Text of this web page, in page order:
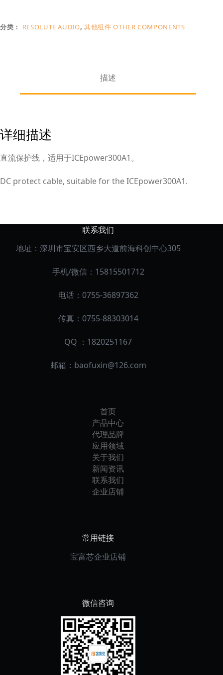
分类： RESOLUTE AUDIO,其他组件 OTHER COMPONENTS
描述
详细描述
直流保护线，适用于ICEpower300A1。
DC protect cable, suitable for the ICEpower300A1.
联系我们
地址：深圳市宝安区西乡大道前海科创中心305
手机/微信：15815501712
电话：0755-36897362
传真：0755-88303014
QQ ：1820251167
邮箱： baofuxin@126.com
首页
产品中心
代理品牌
应用领域
关于我们
新闻资讯
联系我们
企业店铺
常用链接
宝富芯企业店铺
微信咨询